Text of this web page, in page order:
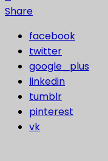
Share
facebook
twitter
google_plus
linkedin
tumblr
pinterest
vk